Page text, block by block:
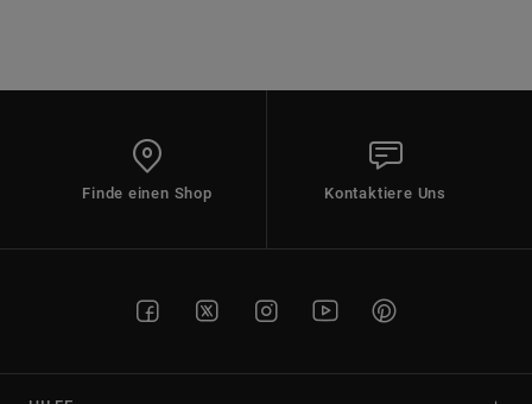
Finde einen Shop Kontaktiere Uns